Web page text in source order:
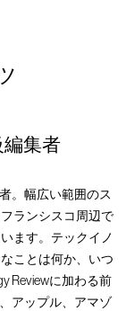
集者
。幅広い範囲のス
ランシスコ周辺で
ます。テックイノ
ことは何か、いつ
Reviewに加わる前
アップル、アマゾ